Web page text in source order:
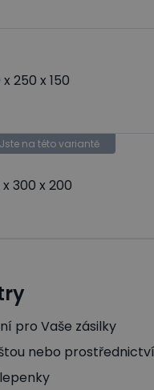
250 x 150
Jste na této variantě
300 x 200
pro Vaše zásilky
nebo